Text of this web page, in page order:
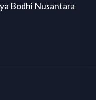
Bodhi Nusantara